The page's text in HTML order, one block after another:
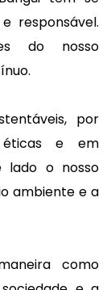
responsável.
do nosso
por
éticas e em
lado o nosso
ambiente e a
como